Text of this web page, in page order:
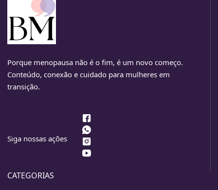
Porque menopausa não é o fim, é um novo começo.
Conteúdo, conexão e cuidado para mulheres em
transição.
Siga nossas ações
CATEGORIAS